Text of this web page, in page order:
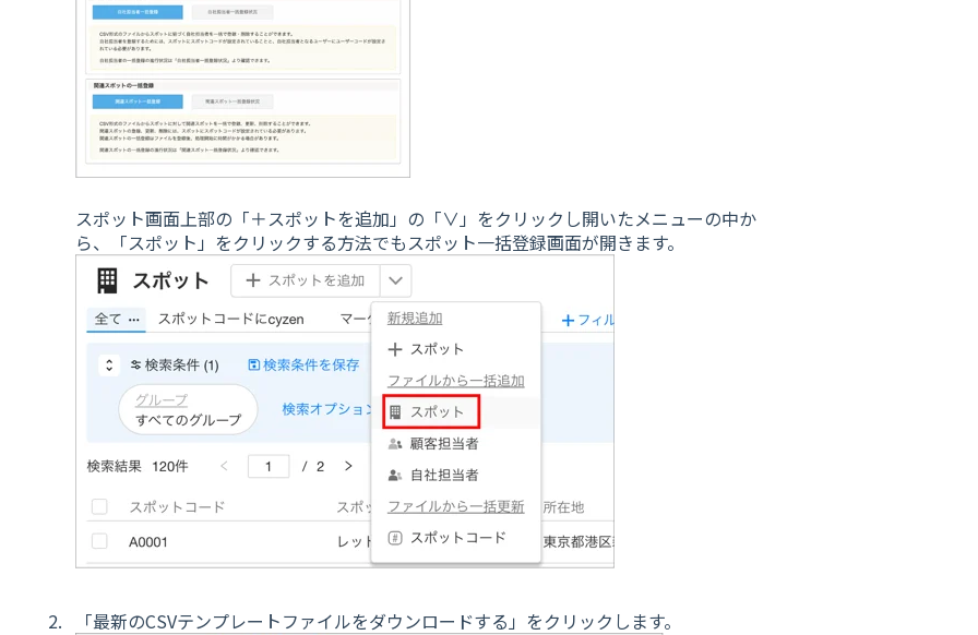
スポット画面上部の「＋スポットを追加」の「∨」をクリックし開いたメニューの中か
ら、「スポット」をクリックする方法でもスポット一括登録画面が開きます。
「最新のCSVテンプレートファイルをダウンロードする」をクリックします。